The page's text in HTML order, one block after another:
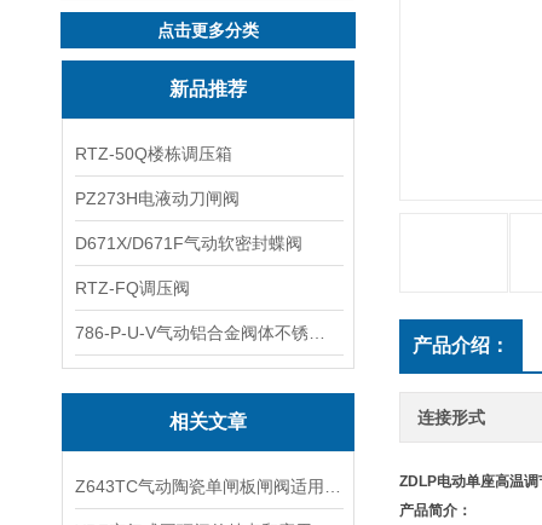
点击更多分类
新品推荐
RTZ-50Q楼栋调压箱
PZ273H电液动刀闸阀
D671X/D671F气动软密封蝶阀
RTZ-FQ调压阀
相关文章
产品介绍：
连接形式
ZDLP电动单座高温
产品简介：